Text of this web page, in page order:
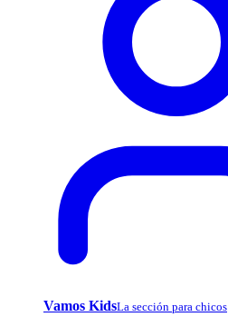
Vamos KidsLa sección para chicos